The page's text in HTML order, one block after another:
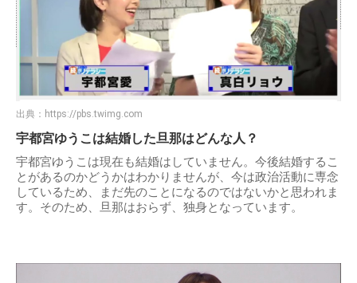
出典： https://pbs.twimg.com
宇都宮ゆうこは結婚した旦那はどんな人？
宇都宮ゆうこは現在も結婚はしていません。今後結婚するこ
とがあるのかどうかはわかりませんが、今は政治活動に専念
しているため、まだ先のことになるのではないかと思われま
す。そのため、旦那はおらず、独身となっています。